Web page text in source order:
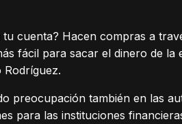
cuenta? Hacen compras a
fácil para sacar el dinero de la
Rodríguez.
preocupación también en las
para las instituciones